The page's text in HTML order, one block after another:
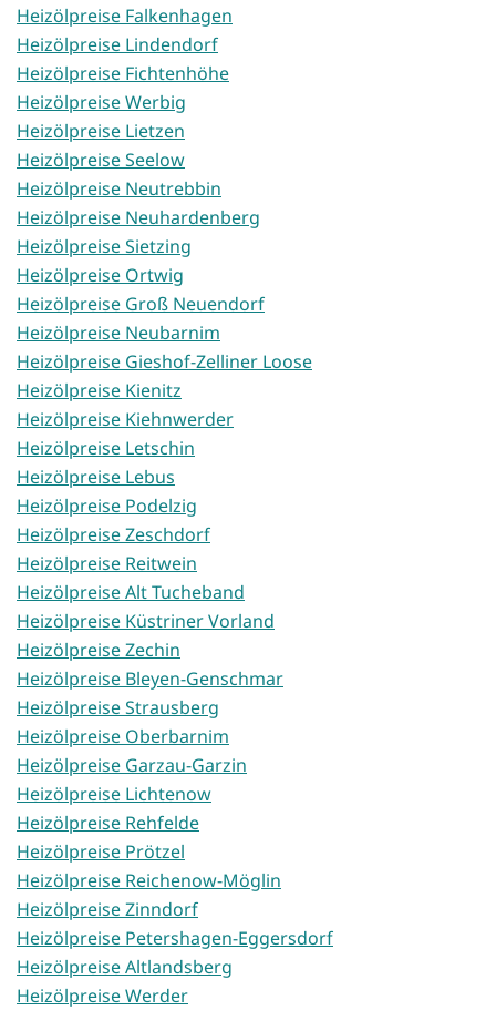
Heizölpreise Falkenhagen
Heizölpreise Lindendorf
Heizölpreise Fichtenhöhe
Heizölpreise Werbig
Heizölpreise Lietzen
Heizölpreise Seelow
Heizölpreise Neutrebbin
Heizölpreise Neuhardenberg
Heizölpreise Sietzing
Heizölpreise Ortwig
Heizölpreise Groß Neuendorf
Heizölpreise Neubarnim
Heizölpreise Gieshof-Zelliner Loose
Heizölpreise Kienitz
Heizölpreise Kiehnwerder
Heizölpreise Letschin
Heizölpreise Lebus
Heizölpreise Podelzig
Heizölpreise Zeschdorf
Heizölpreise Reitwein
Heizölpreise Alt Tucheband
Heizölpreise Küstriner Vorland
Heizölpreise Zechin
Heizölpreise Bleyen-Genschmar
Heizölpreise Strausberg
Heizölpreise Oberbarnim
Heizölpreise Garzau-Garzin
Heizölpreise Lichtenow
Heizölpreise Rehfelde
Heizölpreise Prötzel
Heizölpreise Reichenow-Möglin
Heizölpreise Zinndorf
Heizölpreise Petershagen-Eggersdorf
Heizölpreise Altlandsberg
Heizölpreise Werder